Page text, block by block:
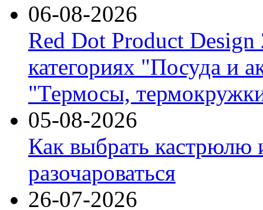
06-08-2026
Red Dot Product Design
категориях "Посуда и
"Термосы,
05-08-2026
Как выбрать кастрюлю
разочароваться
26-07-2026